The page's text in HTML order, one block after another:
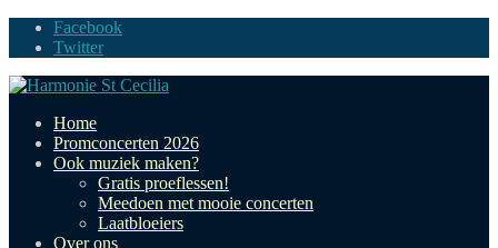
Facebook
Twitter
Home
Promconcerten 2026
Ook muziek maken?
Gratis proeflessen!
Meedoen met mooie concerten
Laatbloeiers
Over ons